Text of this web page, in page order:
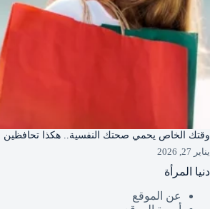
وقتك الخاص يحمي صحتك النفسية.. هكذا تحافظين
يناير 27, 2026
دنيا المرأة
عن الموقع